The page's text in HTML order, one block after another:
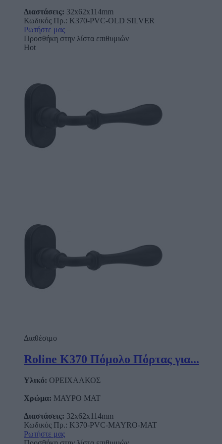
Διαστάσεις: 32x62x114mm
Κωδικός Πρ.: K370-PVC-OLD SILVER
Ρωτήστε μας
Προσθήκη στην λίστα επιθυμιών
Hot
Διαθέσιμο
Roline Κ370 Πόμολο Πόρτας για...
Υλικό: ΟΡΕΙΧΑΛΚΟΣ
Χρώμα: ΜΑΥΡΟ ΜΑΤ
Διαστάσεις: 32x62x114mm
Κωδικός Πρ.: K370-PVC-MAYRO-MAT
Ρωτήστε μας